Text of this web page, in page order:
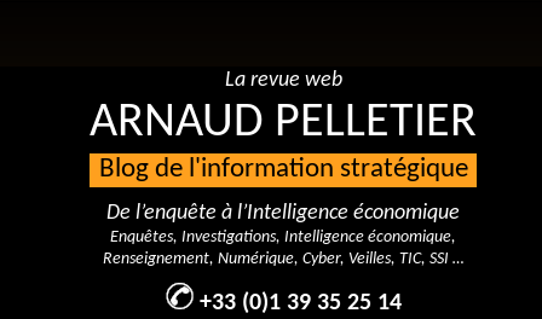
La revue web
ARNAUD PELLETIER
Blog de l'information stratégique
De l’enquête à l’Intelligence économique
Enquêtes, Investigations, Intelligence économique,
Renseignement, Numérique, Cyber, Veilles, TIC, SSI …
+33 (0)1 39 35 25 14